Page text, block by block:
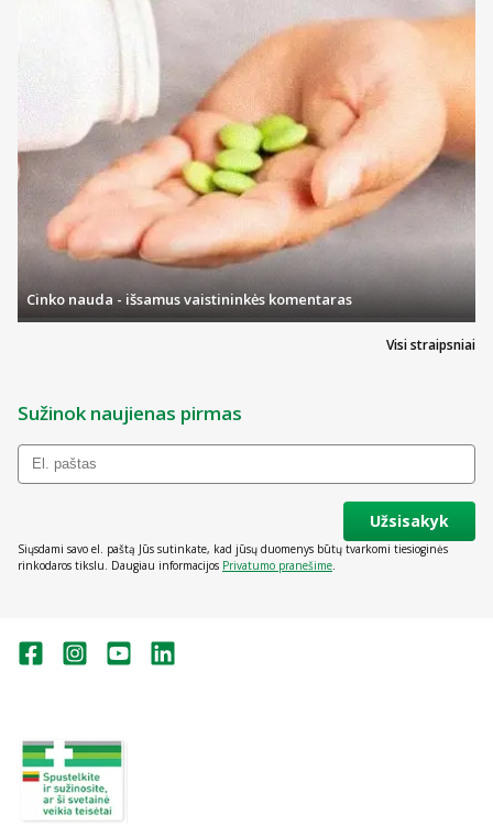
Visi straipsniai
Cinko nauda - išsamus vaistininkės komentaras
Sužinok naujienas pirmas
Užsisakyk
Siųsdami savo el. paštą Jūs sutinkate, kad jūsų duomenys būtų tvarkomi tiesioginės
rinkodaros tikslu. Daugiau informacijos Privatumo pranešime.